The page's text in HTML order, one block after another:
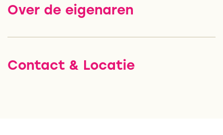
Over de eigenaren
Contact & Locatie